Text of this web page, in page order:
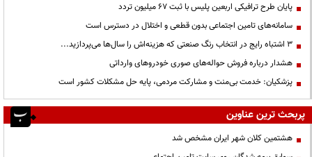
پایان طرح ترافیکی اربعین پلیس با ثبت ۶۷ میلیون تردد
سامانه‌های تامین اجتماعی بدون قطعی و اختلال در دسترس است
3 اشتباه رایج در انتخاب رنگ صنعتی که هزینه‌اش را سال‌ها می‌پردازید...
هشدار درباره فروش حواله‌های صوری خودروهای وارداتی
پزشکیان: خدمت بی‌منت و مشارکت مردمی، پایه حل مشکلات کشور است
پربحث ترین عناوین
هشتمین کلان شهر ایران مشخص شد